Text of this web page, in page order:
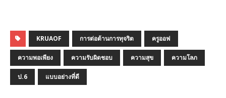
KRUAOF การต่อต้านการทุจริต ครูออฟ
ความพอเพียง ความรับผิดชอบ ความสุข ความโลภ
ป.6 แบบอย่างที่ดี